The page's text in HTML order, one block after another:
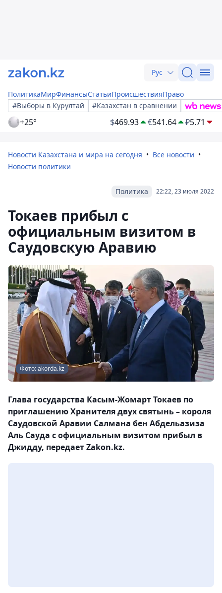
Рус
ПолитикаМирФинансыСтатьиПроисшествияПраво
#Выборы в Курултай
#Казахстан в сравнении
+25° $469.93 €541.64 ₽5.71
Новости Казахстана и мира на сегодня
Все новости
Новости политики
22:22, 23 июля 2022
Политика
Токаев прибыл с
официальным визитом в
Саудовскую Аравию
Фото: akorda.kz
Глава государства Касым-Жомарт Токаев по
приглашению Хранителя двух святынь – короля
Саудовской Аравии Салмана бен Абдельазиза
Аль Сауда с официальным визитом прибыл в
Джидду, передает Zakon.kz.